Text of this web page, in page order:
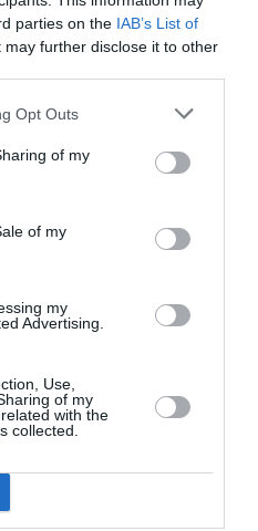
parties on the IAB’s List of
may further disclose it to other
Opt Outs
of my
of my
my
Advertising.
Use,
of my
with the
collected.
47 del 2017.